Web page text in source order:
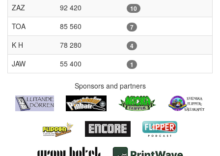
ZAZ 92 420 10
TOA 85 560 7
K H 78 280 4
JAW 55 400 1
Sponsors and partners